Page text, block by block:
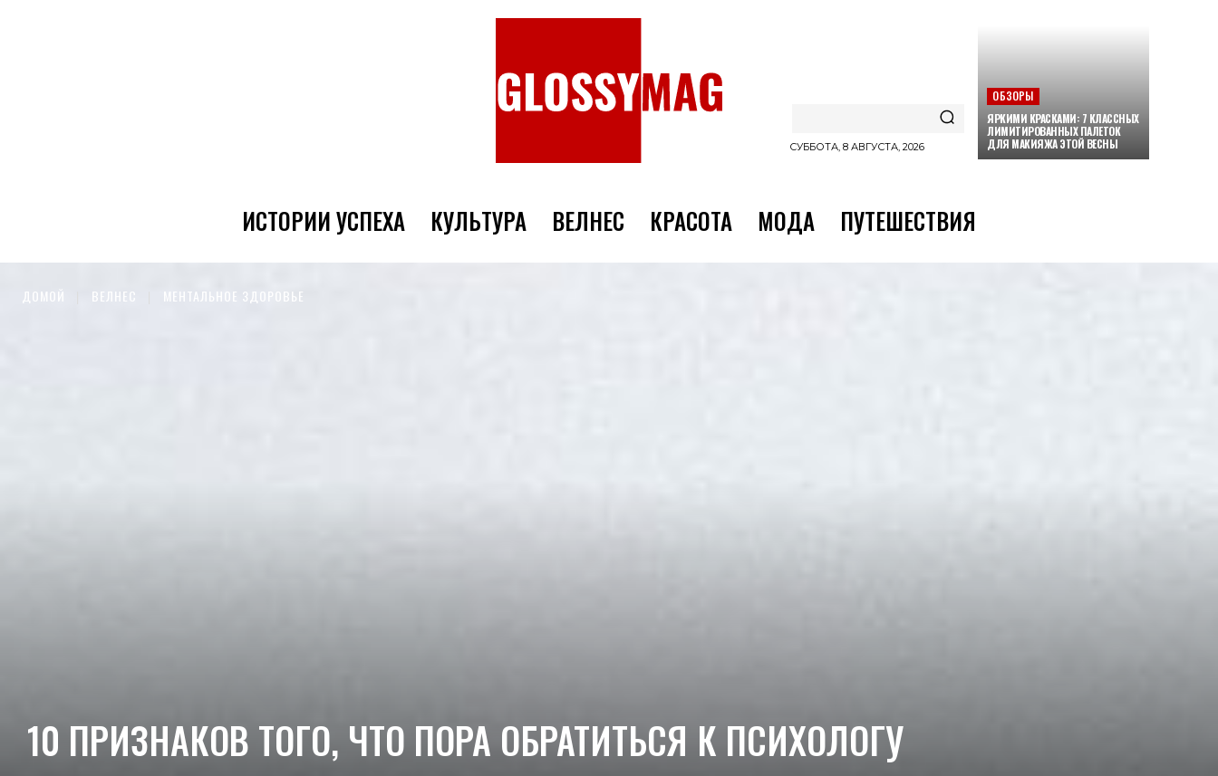
СУББОТА, 8 АВГУСТА, 2026
ОБЗОРЫ
ЯРКИМИ КРАСКАМИ: 7 КЛАССНЫХ
ЛИМИТИРОВАННЫХ ПАЛЕТОК
ДЛЯ МАКИЯЖА ЭТОЙ ВЕСНЫ
ИСТОРИИ УСПЕХА КУЛЬТУРА ВЕЛНЕС КРАСОТА МОДА ПУТЕШЕСТВИЯ
ДОМОЙ ВЕЛНЕС МЕНТАЛЬНОЕ ЗДОРОВЬЕ
10 ПРИЗНАКОВ ТОГО, ЧТО ПОРА ОБРАТИТЬСЯ К ПСИХОЛОГУ